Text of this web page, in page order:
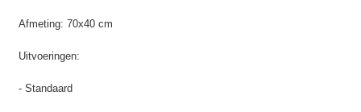
Afmeting: 70x40 cm
Uitvoeringen:
- Standaard